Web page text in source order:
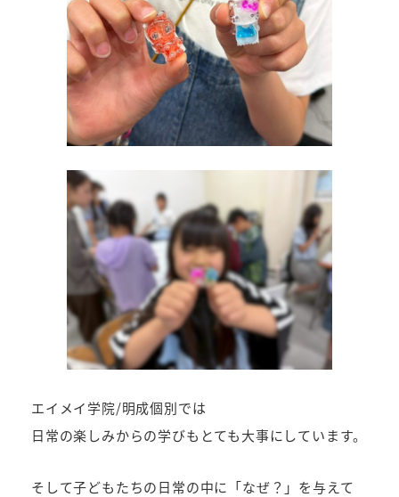
エイメイ学院/明成個別では
日常の楽しみからの学びもとても大事にしています。
そして子どもたちの日常の中に「なぜ？」を与えて